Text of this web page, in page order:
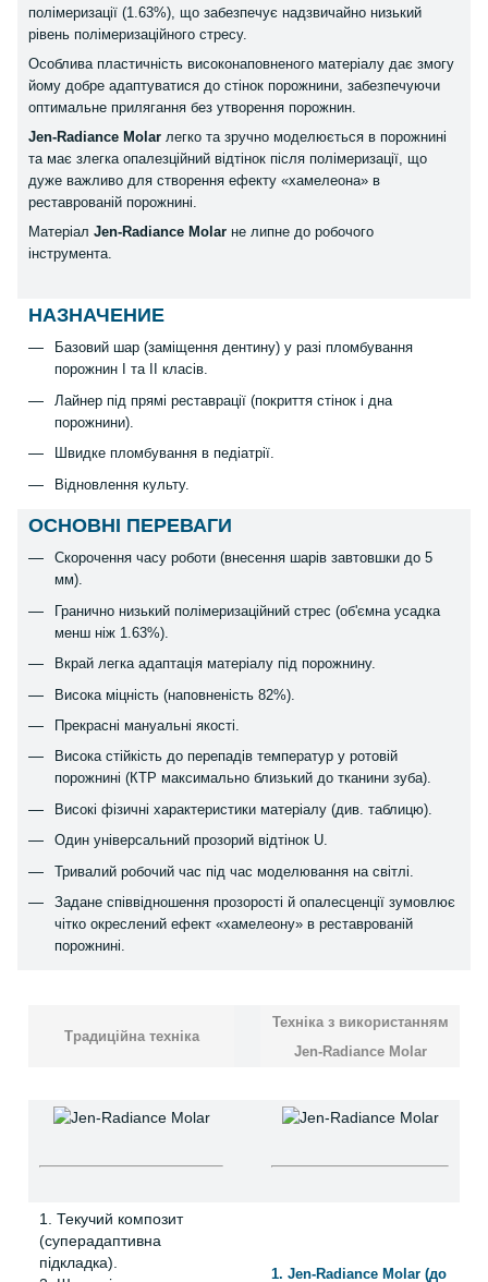
полімеризації (1.63%), що забезпечує надзвичайно низький
рівень полімеризаційного стресу.
Особлива пластичність високонаповненого матеріалу дає змогу
йому добре адаптуватися до стінок порожнини, забезпечуючи
оптимальне прилягання без утворення порожнин.
Jen-Radiance Molar легко та зручно моделюється в порожнині
та має злегка опалезційний відтінок після полімеризації, що
дуже важливо для створення ефекту «хамелеона» в
реставрованій порожнині.
Матеріал Jen-Radiance Molar не липне до робочого
інструмента.
НАЗНАЧЕНИЕ
Базовий шар (заміщення дентину) у разі пломбування
порожнин I та II класів.
Лайнер під прямі реставрації (покриття стінок і дна
порожнини).
Швидке пломбування в педіатрії.
Відновлення культу.
ОСНОВНІ ПЕРЕВАГИ
Скорочення часу роботи (внесення шарів завтовшки до 5
мм).
Гранично низький полімеризаційний стрес (об'ємна усадка
менш ніж 1.63%).
Вкрай легка адаптація матеріалу під порожнину.
Висока міцність (наповненість 82%).
Прекрасні мануальні якості.
Висока стійкість до перепадів температур у ротовій
порожнині (КТР максимально близький до тканини зуба).
Високі фізичні характеристики матеріалу (див. таблицю).
Один універсальний прозорий відтінок U.
Тривалий робочий час під час моделювання на світлі.
Задане співвідношення прозорості й опалесценції зумовлює
чітко окреслений ефект «хамелеону» в реставрованій
порожнині.
Традиційна техніка
Техніка з використанням
Jen-Radiance Molar
1. Текучий композит
(суперадаптивна
підкладка).
1. Jen-Radiance Molar (до